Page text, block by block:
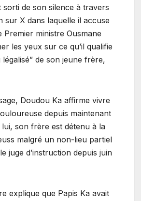
sorti de son silence à travers
sur X dans laquelle il accuse
Premier ministre Ousmane
les yeux sur ce qu’il qualifie
légalisé” de son jeune frère,
Doudou Ka affirme vivre
depuis maintenant
lui, son frère est détenu à la
malgré un non-lieu partiel
juge d’instruction depuis juin
explique que Papis Ka avait